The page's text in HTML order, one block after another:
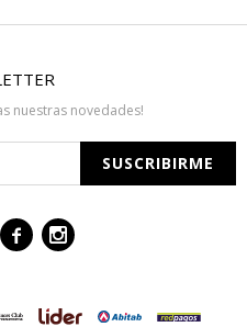
nuestras novedades!
SUSCRIBIRME
 